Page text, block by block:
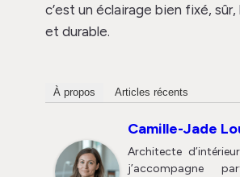
c’est un éclairage bien fixé, sûr,
et durable.
À propos Articles récents
Camille-Jade
Architecte
j’accompagne